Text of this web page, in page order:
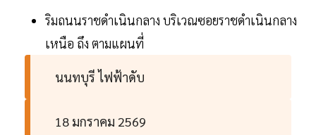
ริมถนนราชดำเนินกลาง บริเวณซอยราชดำเนินกลาง
เหนือ ถึง ตามแผนที่
นนทบุรี ไฟฟ้าดับ
18 มกราคม 2569